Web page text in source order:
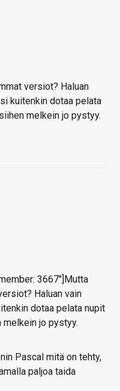
versiot? Haluan
kuitenkin dotaa pelata
melkein jo pystyy.
3667"]Mutta
Haluan vain
dotaa pelata nupit
melkein jo pystyy.
Pascal mitä on tehty,
paljoa taida